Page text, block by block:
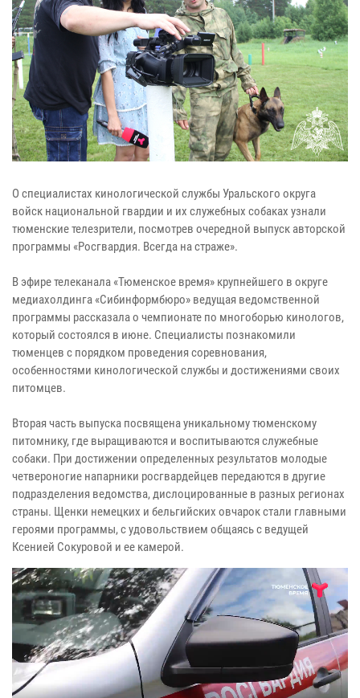
О специалистах кинологической службы Уральского округа
войск национальной гвардии и их служебных собаках узнали
тюменские телезрители, посмотрев очередной выпуск авторской
программы «Росгвардия. Всегда на страже».
В эфире телеканала «Тюменское время» крупнейшего в округе
медиахолдинга «Сибинформбюро» ведущая ведомственной
программы рассказала о чемпионате по многоборью кинологов,
который состоялся в июне. Специалисты познакомили
тюменцев с порядком проведения соревнования,
особенностями кинологической службы и достижениями своих
питомцев.
Вторая часть выпуска посвящена уникальному тюменскому
питомнику, где выращиваются и воспитываются служебные
собаки. При достижении определенных результатов молодые
четвероногие напарники росгвардейцев передаются в другие
подразделения ведомства, дислоцированные в разных регионах
страны. Щенки немецких и бельгийских овчарок стали главными
героями программы, с удовольствием общаясь с ведущей
Ксенией Сокуровой и ее камерой.